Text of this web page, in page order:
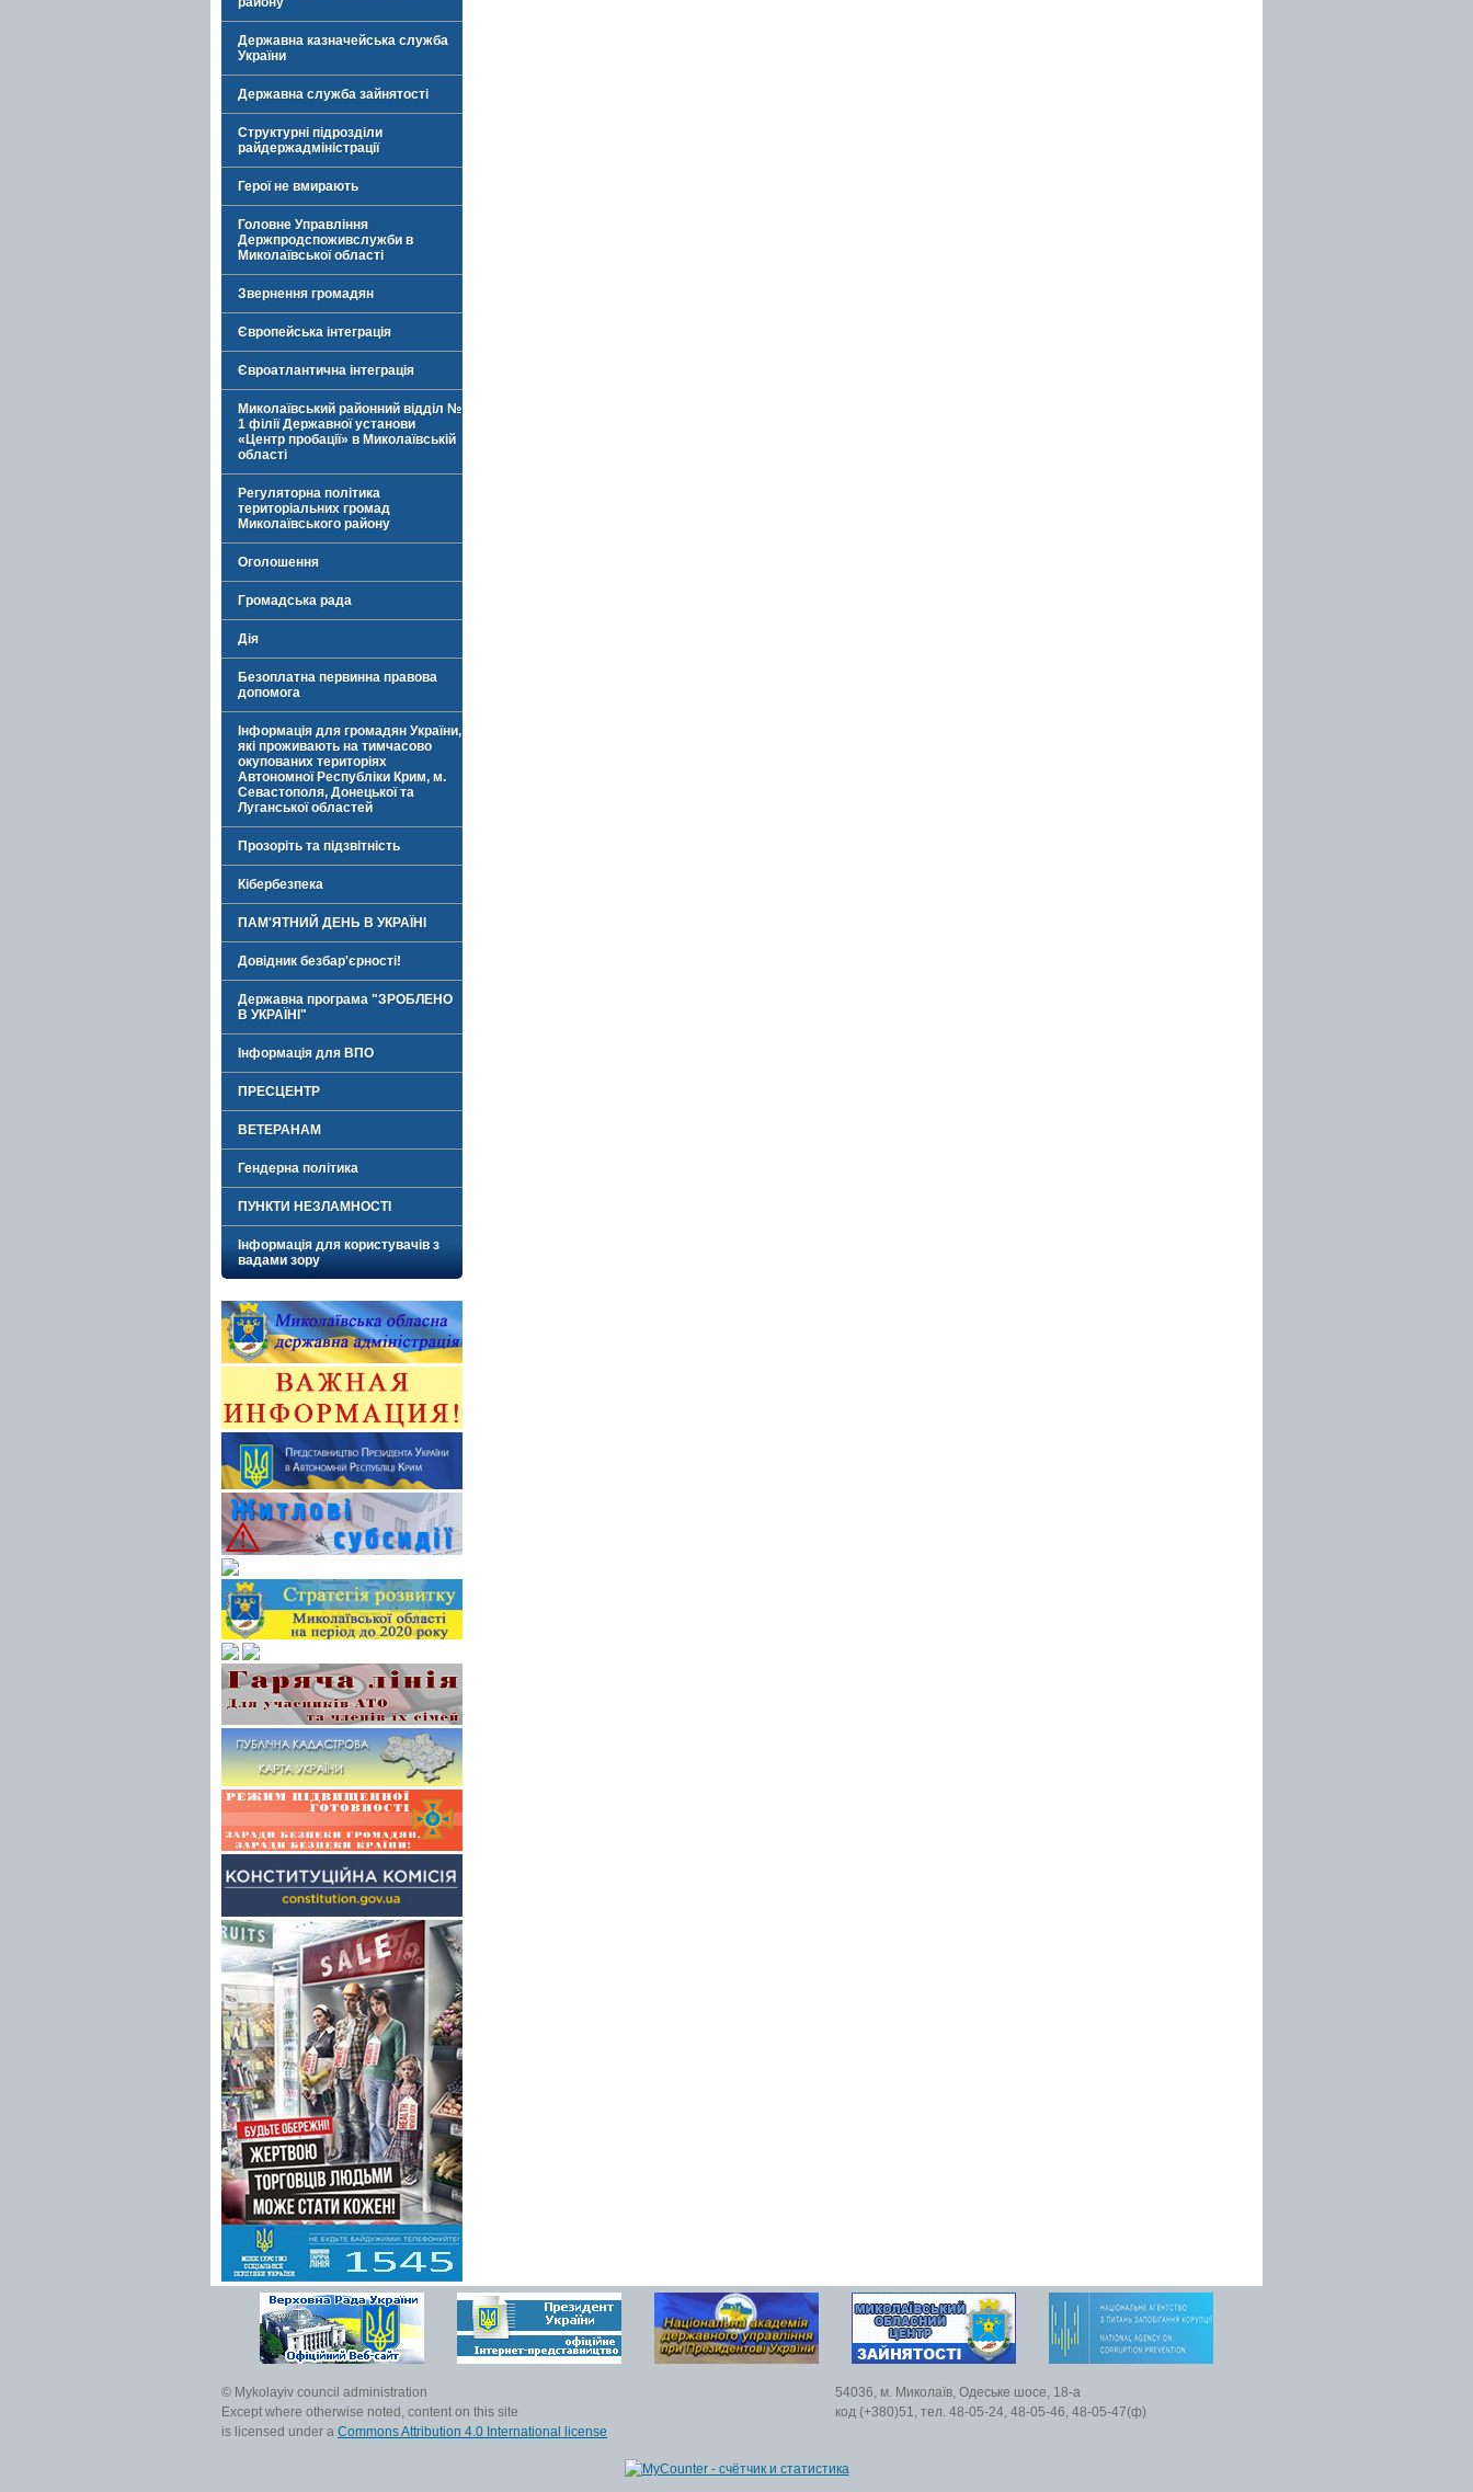
Державна казначейська служба
України
Державна служба зайнятості
Структурні підрозділи
райдержадміністрації
Герої не вмирають
Головне Управління
Держпродспоживслужби в
Миколаївської області
Звернення громадян
Європейська інтеграція
Євроатлантична інтеграція
Миколаївський районний відділ №
1 філії Державної установи
«Центр пробації» в Миколаївській
області
Регуляторна політика
територіальних громад
Миколаївського району
Оголошення
Громадська рада
Дія
Безоплатна первинна правова
допомога
Інформація для громадян України,
які проживають на тимчасово
окупованих територіях
Автономної Республіки Крим, м.
Севастополя, Донецької та
Луганської областей
Прозоріть та підзвітність
Кібербезпека
ПАМ'ЯТНИЙ ДЕНЬ В УКРАЇНІ
Довідник безбар'єрності!
Державна програма "ЗРОБЛЕНО
В УКРАЇНІ"
Інформація для ВПО
ПРЕСЦЕНТР
ВЕТЕРАНАМ
Гендерна політика
ПУНКТИ НЕЗЛАМНОСТІ
Інформація для користувачів з
вадами зору
© Mykolayiv council administration
Except where otherwise noted, content on this site
is licensed under a Commons Attribution 4.0 International license
54036, м. Миколаїв, Одеське шосе, 18-а
код (+380)51, тел. 48-05-24, 48-05-46, 48-05-47(ф)